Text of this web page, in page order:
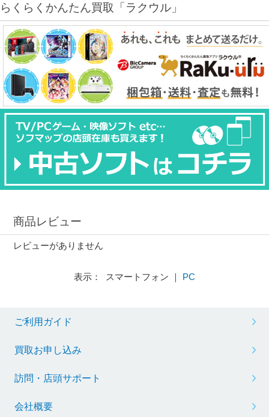
らくらくかんたん買取「ラクウル」
商品レビュー
レビューがありません
表示： スマートフォン ｜ PC
ご利用ガイド
買取お申し込み
訪問・店頭サポート
会社概要